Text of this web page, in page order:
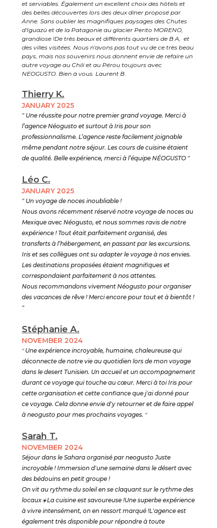
et serviables. Également un excellent choix des hôtels et
des belles découvertes lors des deux dîner proposé par
Anne. Sans oublier les magnifiques paysages des Chutes
d'Iguazù et de la Patagonie au glacier Perito MORENO,
grandiose !De très beaux et différents quartiers de B A, et
des villes visitées. Nous n'avons pas tout vu de ce très beau
pays, mais nos souvenirs nous donnent envie de refaire un
autre voyage au Chili et au Pérou toujours avec
NEOGUSTO. Bien à vous. Laurent B.
Thierry K.
JANUARY 2025
" Une réussite pour notre premier grand voyage. Merci à
l’agence Néogusto et surtout à Iris pour son
professionnalisme. L’agence reste facilement joignable
même pendant notre séjour. Les cours de cuisine étaient
de qualité. Belle expérience, merci à l’équipe NÉOGUSTO "
Léo C.
JANUARY 2025
" Un voyage de noces inoubliable !
Nous avons récemment réservé notre voyage de noces au
Mexique avec Néogusto, et nous sommes ravis de notre
expérience ! Tout était parfaitement organisé, des
transferts à l’hébergement, en passant par les excursions.
Iris et ses collègues ont su adapter le voyage à nos envies.
Les destinations proposées étaient magnifiques et
correspondaient parfaitement à nos attentes.
Nous recommandons vivement Néogusto pour organiser
des vacances de rêve ! Merci encore pour tout et à bientôt !
"
Stéphanie A.
NOVEMBER 2024
" Une expérience incroyable, humaine, chaleureuse qui
déconnecte de notre vie au quotidien lors de mon voyage
dans le desert Tunisien. Un accueil et un accompagnement
durant ce voyage qui touche au cœur. Merci à toi Iris pour
cette organisation et cette confiance que j'ai donné pour
ce voyage. Cela donne envie d'y retourner et de faire appel
à neogusto pour mes prochains voyages. "
Sarah T.
NOVEMBER 2024
Séjour dans le Sahara organisé par neogusto Juste
incroyable ! Immersion d'une semaine dans le désert avec
des bédouins en petit groupe !
On vit au rythme du soleil en se claquant sur le rythme des
locaux☀️La cuisine est savoureuse !Une superbe expérience
à vivre intensément, on en ressort marqué !L'agence est
également très disponible pour répondre à toute